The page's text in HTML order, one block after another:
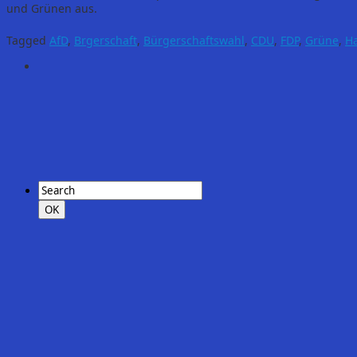
und Grünen aus.
Tagged AfD, Brgerschaft, Bürgerschaftswahl, CDU, FDP, Grüne,